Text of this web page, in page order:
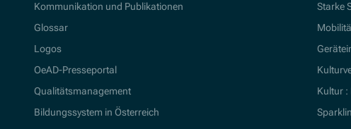
Kommunikation und Publikationen
Glossar
Logos
OeAD-Presseportal
Qualitätsmanagement
Bildungssystem in Österreich
Starke
Kultur :